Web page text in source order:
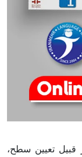
قبیل تعیین سطح،